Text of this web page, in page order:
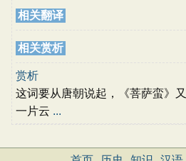
相关翻译
相关赏析
赏析
这词要从唐朝说起，《菩萨蛮》
一片云 ...